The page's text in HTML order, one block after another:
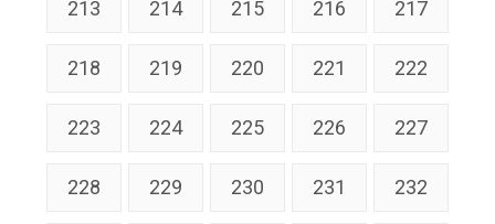
213 214 215 216 217
218 219 220 221 222
223 224 225 226 227
228 229 230 231 232